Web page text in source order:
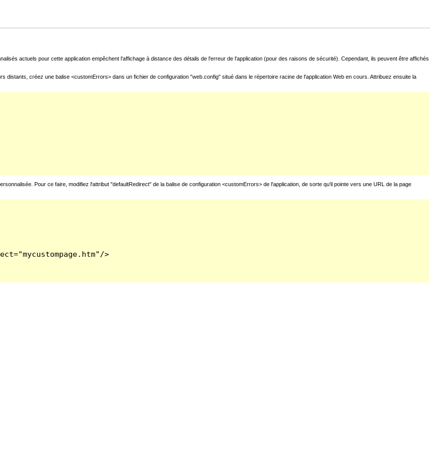
actuels pour cette application empêchent l'affichage à distance des détails de l'erreur de l'application (pour des raisons de sécurité). Cependant, ils peuvent être affichés
créez une balise <customErrors> dans un fichier de configuration "web.config" situé dans le répertoire racine de l'application Web en cours. Attribuez ensuite la
Pour ce faire, modifiez l'attribut "defaultRedirect" de la balise de configuration <customErrors> de l'application, de sorte qu'il pointe vers une URL de la page
>